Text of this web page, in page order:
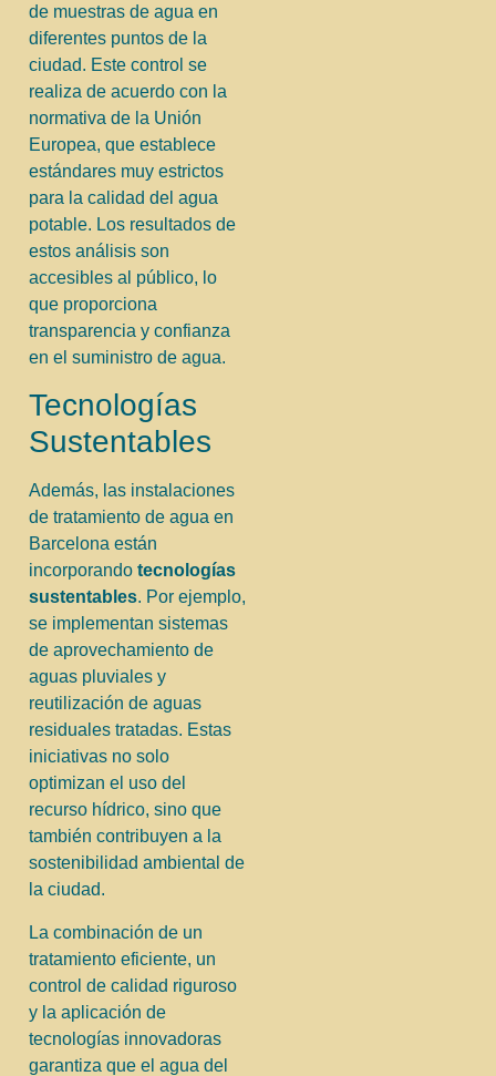
de muestras de agua en
diferentes puntos de la
ciudad. Este control se
realiza de acuerdo con la
normativa de la Unión
Europea, que establece
estándares muy estrictos
para la calidad del agua
potable. Los resultados de
estos análisis son
accesibles al público, lo
que proporciona
transparencia y confianza
en el suministro de agua.
Tecnologías
Sustentables
Además, las instalaciones
de tratamiento de agua en
Barcelona están
incorporando tecnologías
sustentables. Por ejemplo,
se implementan sistemas
de aprovechamiento de
aguas pluviales y
reutilización de aguas
residuales tratadas. Estas
iniciativas no solo
optimizan el uso del
recurso hídrico, sino que
también contribuyen a la
sostenibilidad ambiental de
la ciudad.
La combinación de un
tratamiento eficiente, un
control de calidad riguroso
y la aplicación de
tecnologías innovadoras
garantiza que el agua del